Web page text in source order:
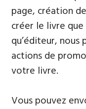
page, création
créer le livre
qu’éditeur, nous
actions de
votre livre.
Vous pouvez